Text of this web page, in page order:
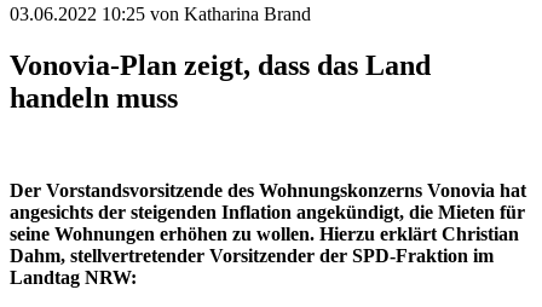
03.06.2022 10:25 von Katharina Brand
Vonovia-Plan zeigt, dass das Land
handeln muss
Der Vorstandsvorsitzende des Wohnungskonzerns Vonovia hat
angesichts der steigenden Inflation angekündigt, die Mieten für
seine Wohnungen erhöhen zu wollen. Hierzu erklärt Christian
Dahm, stellvertretender Vorsitzender der SPD-Fraktion im
Landtag NRW: